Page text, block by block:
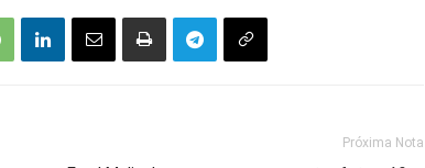
Próxima Nota